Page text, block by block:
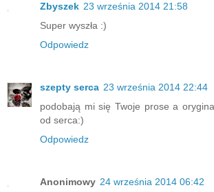
Zbyszek 23 września 2014 21:58
Super wyszła :)
Odpowiedz
szepty serca 23 września 2014 22:44
podobają mi się Twoje prose a
od serca:)
Odpowiedz
Anonimowy 24 września 2014 06:42